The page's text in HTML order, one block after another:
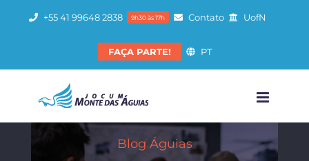
conteúdo
+55 41 99648 2838 9h30 às 17h Contato UofN
FAÇA PARTE! PT
Blog Águias